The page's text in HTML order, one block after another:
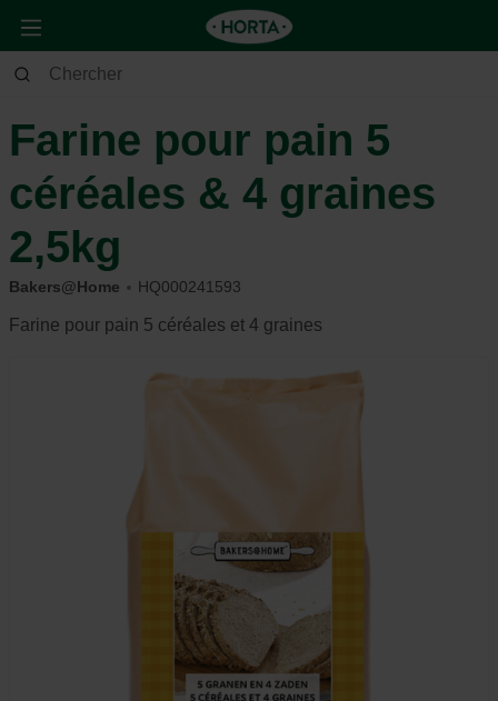
Maison & Déco
Farine pour pain 5
céréales & 4 graines
2,5kg
Bakers@Home HQ000241593
Farine pour pain 5 céréales et 4 graines